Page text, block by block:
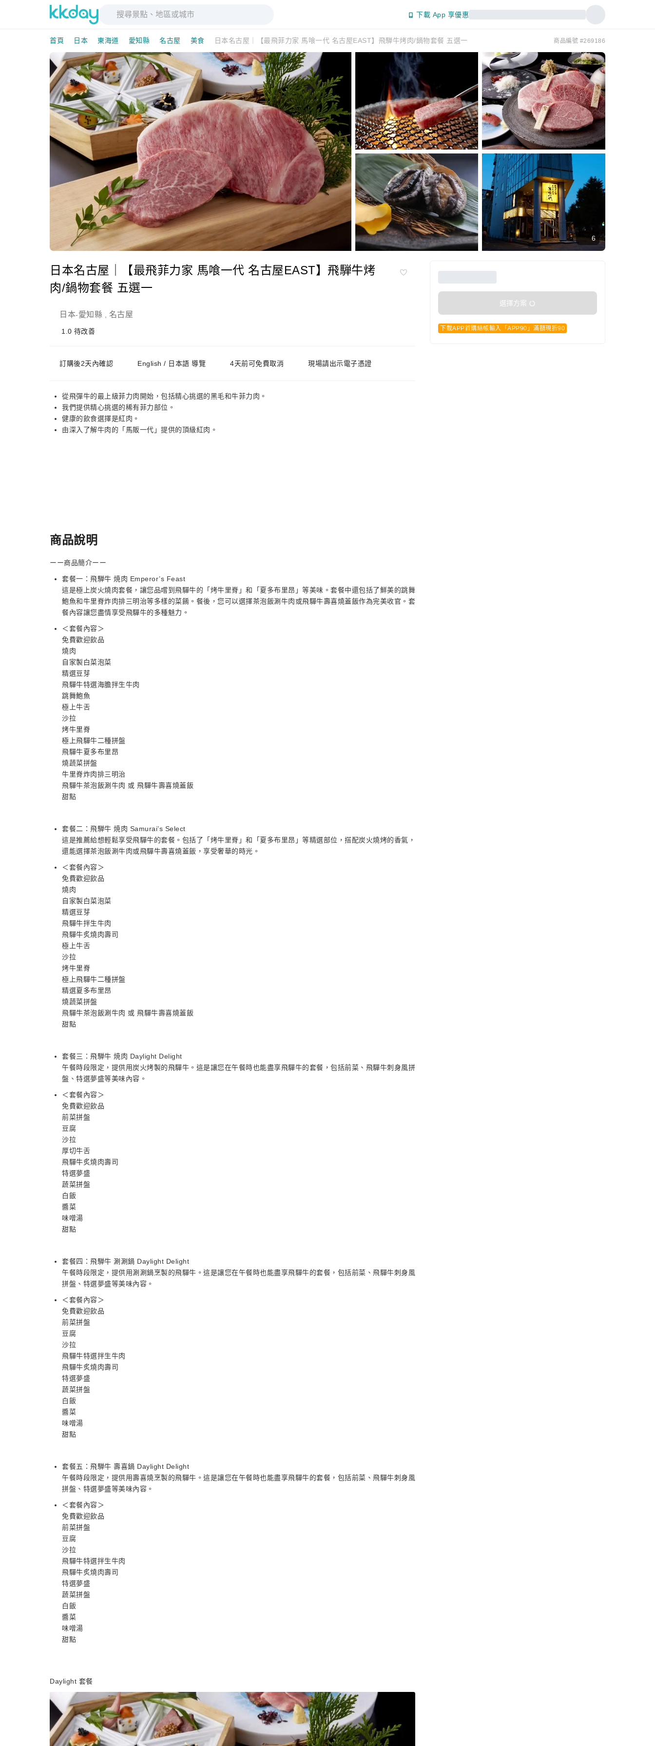
下載 App 享優惠
首頁 日本 東海道 愛知縣 名古屋 美食 日本名古屋｜【最飛菲力家 馬喰一代 名古屋EAST】飛騨牛烤肉/鍋物套餐 五選一 商品編號 #269186
6
日本名古屋｜【最飛菲力家 馬喰一代 名古屋EAST】飛騨牛烤
肉/鍋物套餐 五選一
日本-愛知縣 名古屋
1.0 待改善
訂購後2天內確認 English / 日本語 導覽 4天前可免費取消 現場請出示電子憑證
從飛彈牛的最上級菲力肉開始，包括精心挑選的黑毛和牛菲力肉。
我們提供精心挑選的稀有菲力部位。
健康的飲食選擇是紅肉。
由深入了解牛肉的「馬販一代」提供的頂級紅肉。
選擇方案
下載APP首購結帳輸入「APP90」滿額現折90
商品說明
ーー商品簡介ーー
套餐一：飛騨牛 焼肉 Emperor’s Feast
這是極上炭火燒肉套餐，讓您品嚐到飛驒牛的「烤牛里脊」和「夏多布里昂」等美味。套餐中還包括了鮮美的跳舞
鮑魚和牛里脊炸肉排三明治等多樣的菜餚。餐後，您可以選擇茶泡飯涮牛肉或飛驒牛壽喜燒蓋飯作為完美收官。套
餐內容讓您盡情享受飛驒牛的多種魅力。
＜套餐內容＞
免費歡迎飲品
燒肉
自家製白菜泡菜
精選豆芽
飛驒牛特選海膽拌生牛肉
跳舞鮑魚
極上牛舌
沙拉
烤牛里脊
極上飛驒牛二種拼盤
飛驒牛夏多布里昂
燒蔬菜拼盤
牛里脊炸肉排三明治
飛驒牛茶泡飯涮牛肉 或 飛驒牛壽喜燒蓋飯
甜點
套餐二：飛騨牛 焼肉 Samurai’s Select
這是推薦給想輕鬆享受飛驒牛的套餐。包括了「烤牛里脊」和「夏多布里昂」等精選部位，搭配炭火燒烤的香氣，
還能選擇茶泡飯涮牛肉或飛驒牛壽喜燒蓋飯，享受奢華的時光。
＜套餐內容＞
免費歡迎飲品
燒肉
自家製白菜泡菜
精選豆芽
飛驒牛拌生牛肉
飛驒牛炙燒肉壽司
極上牛舌
沙拉
烤牛里脊
極上飛驒牛二種拼盤
精選夏多布里昂
燒蔬菜拼盤
飛驒牛茶泡飯涮牛肉 或 飛驒牛壽喜燒蓋飯
甜點
套餐三：飛騨牛 焼肉 Daylight Delight
午餐時段限定，提供用炭火烤製的飛驒牛。這是讓您在午餐時也能盡享飛驒牛的套餐，包括前菜、飛驒牛刺身風拼
盤、特選夢盛等美味內容。
＜套餐內容＞
免費歡迎飲品
前菜拼盤
豆腐
沙拉
厚切牛舌
飛驒牛炙燒肉壽司
特選夢盛
蔬菜拼盤
白飯
醬菜
味噌湯
甜點
套餐四：飛騨牛 涮涮鍋 Daylight Delight
午餐時段限定，提供用涮涮鍋烹製的飛驒牛。這是讓您在午餐時也能盡享飛驒牛的套餐，包括前菜、飛驒牛刺身風
拼盤、特選夢盛等美味內容。
＜套餐內容＞
免費歡迎飲品
前菜拼盤
豆腐
沙拉
飛驒牛特選拌生牛肉
飛驒牛炙燒肉壽司
特選夢盛
蔬菜拼盤
白飯
醬菜
味噌湯
甜點
套餐五：飛騨牛 壽喜鍋 Daylight Delight
午餐時段限定，提供用壽喜燒烹製的飛驒牛。這是讓您在午餐時也能盡享飛驒牛的套餐，包括前菜、飛驒牛刺身風
拼盤、特選夢盛等美味內容。
＜套餐內容＞
免費歡迎飲品
前菜拼盤
豆腐
沙拉
飛驒牛特選拌生牛肉
飛驒牛炙燒肉壽司
特選夢盛
蔬菜拼盤
白飯
醬菜
味噌湯
甜點
Daylight 套餐